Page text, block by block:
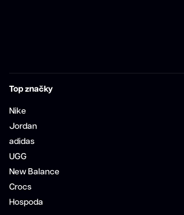
Top značky
Nike
Jordan
adidas
UGG
New Balance
Crocs
Hospoda